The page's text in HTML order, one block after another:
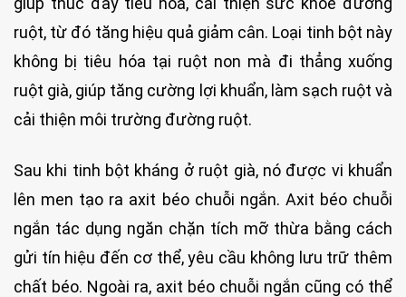
ruột, từ đó tăng hiệu quả giảm cân. Loại tinh bột này
không bị tiêu hóa tại ruột non mà đi thẳng xuống
ruột già, giúp tăng cường lợi khuẩn, làm sạch ruột và
cải thiện môi trường đường ruột.
Sau khi tinh bột kháng ở ruột già, nó được vi khuẩn
lên men tạo ra axit béo chuỗi ngắn. Axit béo chuỗi
ngắn tác dụng ngăn chặn tích mỡ thừa bằng cách
gửi tín hiệu đến cơ thể, yêu cầu không lưu trữ thêm
chất béo. Ngoài ra, axit béo chuỗi ngắn cũng có thể